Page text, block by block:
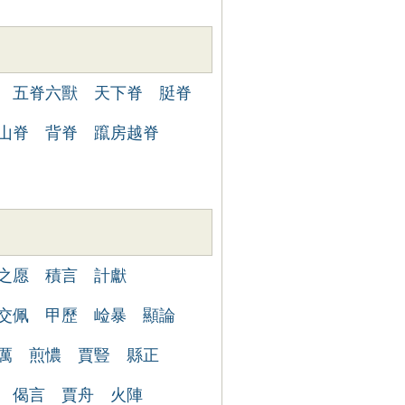
五脊六獸 天下脊 脡脊
脊 背脊 躥房越脊
愿 積言 計獻
佩 甲歷 崄暴 顯論
煎憹 賈豎 縣正
偈言 賈舟 火陣